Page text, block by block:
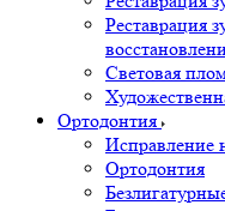
Реставрация
Световая
Ортодонтия
Исправление
Ортодонтия